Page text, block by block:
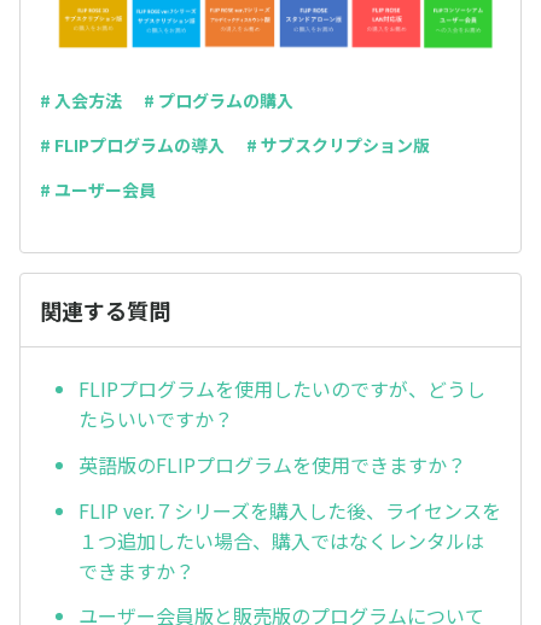
# 入会方法
# プログラムの購入
# FLIPプログラムの導入
# サブスクリプション版
# ユーザー会員
関連する質問
FLIPプログラムを使用したいのですが、どうし
たらいいですか？
英語版のFLIPプログラムを使用できますか？
FLIP ver.７シリーズを購入した後、ライセンスを
１つ追加したい場合、購入ではなくレンタルは
できますか？
ユーザー会員版と販売版のプログラムについて